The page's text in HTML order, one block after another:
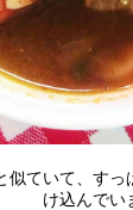
似ていて、す
け込んでい